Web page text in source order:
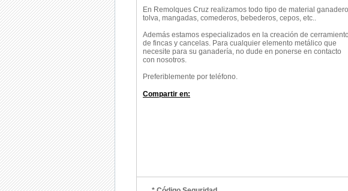
En Remolques Cruz realizamos todo tipo de material
tolva, mangadas, comederos, bebederos, cepos, etc..
Además estamos especializados en la creación de
de fincas y cancelas. Para cualquier elemento metálico que
necesite para su ganadería, no dude en ponerse en contacto
con nosotros.
Preferiblemente por teléfono.
Compartir en: